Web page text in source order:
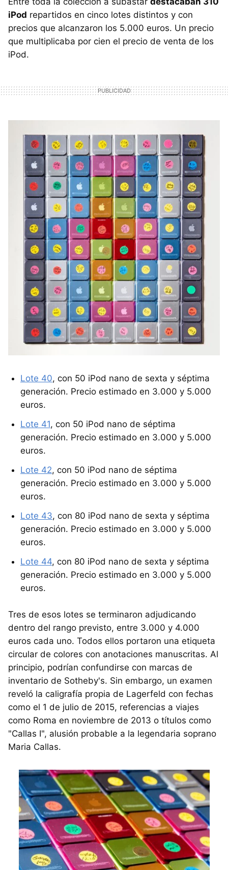
iPod repartidos en cinco lotes distintos y con
precios que alcanzaron los 5.000 euros. Un precio
que multiplicaba por cien el precio de venta de los
iPod.
Lote 40, con 50 iPod nano de sexta y séptima
generación. Precio estimado en 3.000 y 5.000
euros.
Lote 41, con 50 iPod nano de séptima
generación. Precio estimado en 3.000 y 5.000
euros.
Lote 42, con 50 iPod nano de séptima
generación. Precio estimado en 3.000 y 5.000
euros.
Lote 43, con 80 iPod nano de sexta y séptima
generación. Precio estimado en 3.000 y 5.000
euros.
Lote 44, con 80 iPod nano de sexta y séptima
generación. Precio estimado en 3.000 y 5.000
euros.
Tres de esos lotes se terminaron adjudicando
dentro del rango previsto, entre 3.000 y 4.000
euros cada uno. Todos ellos portaron una etiqueta
circular de colores con anotaciones manuscritas. Al
principio, podrían confundirse con marcas de
inventario de Sotheby's. Sin embargo, un examen
reveló la caligrafía propia de Lagerfeld con fechas
como el 1 de julio de 2015, referencias a viajes
como Roma en noviembre de 2013 o títulos como
"Callas I", alusión probable a la legendaria soprano
Maria Callas.